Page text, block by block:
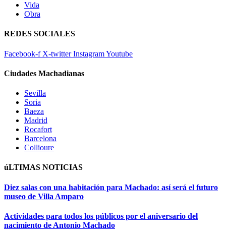
Vida
Obra
REDES SOCIALES
Facebook-f X-twitter InstagramYoutube
Ciudades Machadianas
Sevilla
Soria
Baeza
Madrid
Rocafort
Barcelona
Collioure
úLTIMAS NOTICIAS
Diez salas con una habitación para Machado: así será el futuro
museo de Villa Amparo
Actividades para todos los públicos por el aniversario del
nacimiento de Antonio Machado